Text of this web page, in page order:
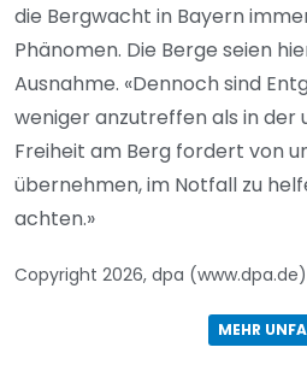
die Bergwacht in Bayern
Phänomen. Die Berge seien
Ausnahme. «Dennoch sind
weniger anzutreffen als in der
Freiheit am Berg fordert von
übernehmen, im Notfall zu
achten.»
Copyright 2026, dpa
MEHR